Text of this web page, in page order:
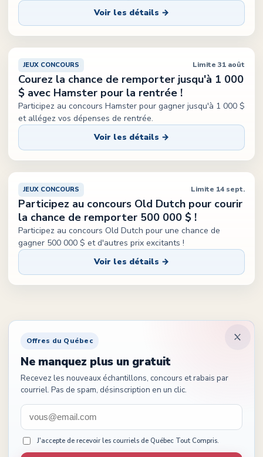
Voir les détails →
JEUX CONCOURS Limite 31 août
Courez la chance de remporter jusqu'à 1 000
$ avec Hamster pour la rentrée !
Participez au concours Hamster pour gagner jusqu'à 1 000 $
et allégez vos dépenses de rentrée.
Voir les détails →
JEUX CONCOURS Limite 14 sept.
Participez au concours Old Dutch pour courir
la chance de remporter 500 000 $ !
Participez au concours Old Dutch pour une chance de
gagner 500 000 $ et d'autres prix excitants !
Voir les détails →
Offres du Québec
Ne manquez plus un gratuit
Recevez les nouveaux échantillons, concours et rabais par
courriel. Pas de spam, désinscription en un clic.
J'accepte de recevoir les courriels de Québec Tout Compris.